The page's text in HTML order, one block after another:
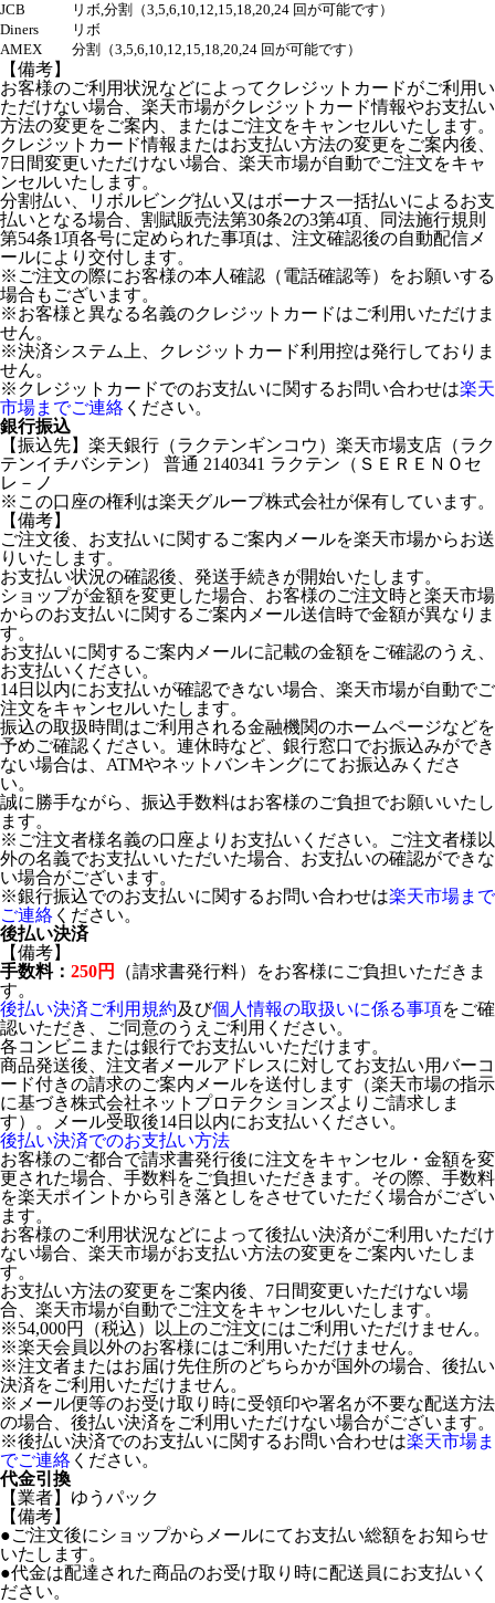
JCB
リボ,分割（3,5,6,10,12,15,18,20,24 回が可能です）
Diners
リボ
AMEX
分割（3,5,6,10,12,15,18,20,24 回が可能です）
【備考】
お客様のご利用状況などによってクレジットカードがご利用い
ただけない場合、楽天市場がクレジットカード情報やお支払い
方法の変更をご案内、またはご注文をキャンセルいたします。
クレジットカード情報またはお支払い方法の変更をご案内後、
7日間変更いただけない場合、楽天市場が自動でご注文をキャ
ンセルいたします。
分割払い、リボルビング払い又はボーナス一括払いによるお支
払いとなる場合、割賦販売法第30条2の3第4項、同法施行規則
第54条1項各号に定められた事項は、注文確認後の自動配信メ
ールにより交付します。
※ご注文の際にお客様の本人確認（電話確認等）をお願いする
場合もございます。
※お客様と異なる名義のクレジットカードはご利用いただけま
せん。
※決済システム上、クレジットカード利用控は発行しておりま
せん。
※クレジットカードでのお支払いに関するお問い合わせは楽天
市場までご連絡 ください。
銀行振込
【振込先】楽天銀行（ラクテンギンコウ）楽天市場支店（ラク
テンイチバシテン） 普通 2140341 ラクテン（ＳＥＲＥＮＯセ
レ－ノ
※この口座の権利は楽天グループ株式会社が保有しています。
【備考】
ご注文後、お支払いに関するご案内メールを楽天市場からお送
りいたします。
お支払い状況の確認後、発送手続きが開始いたします。
ショップが金額を変更した場合、お客様のご注文時と楽天市場
からのお支払いに関するご案内メール送信時で金額が異なりま
す。
お支払いに関するご案内メールに記載の金額をご確認のうえ、
お支払いください。
14日以内にお支払いが確認できない場合、楽天市場が自動でご
注文をキャンセルいたします。
振込の取扱時間はご利用される金融機関のホームページなどを
予めご確認ください。連休時など、銀行窓口でお振込みができ
ない場合は、ATMやネットバンキングにてお振込みくださ
い。
誠に勝手ながら、振込手数料はお客様のご負担でお願いいたし
ます。
※ご注文者様名義の口座よりお支払いください。ご注文者様以
外の名義でお支払いいただいた場合、お支払いの確認ができな
い場合がございます。
※銀行振込でのお支払いに関するお問い合わせは楽天市場まで
ご連絡 ください。
後払い決済
【備考】
手数料： 250円
（請求書発行料）をお客様にご負担いただきま
す。
後払い決済ご利用規約及び個人情報の取扱いに係る事項をご確
認いただき、ご同意のうえご利用ください。
各コンビニまたは銀行でお支払いいただけます。
商品発送後、注文者メールアドレスに対してお支払い用バーコ
ード付きの請求のご案内メールを送付します（楽天市場の指示
に基づき株式会社ネットプロテクションズよりご請求しま
す）。メール受取後14日以内にお支払いください。
後払い決済でのお支払い方法
お客様のご都合で請求書発行後に注文をキャンセル・金額を変
更された場合、手数料をご負担いただきます。その際、手数料
を楽天ポイントから引き落としをさせていただく場合がござい
ます。
お客様のご利用状況などによって後払い決済がご利用いただけ
ない場合、楽天市場がお支払い方法の変更をご案内いたしま
す。
お支払い方法の変更をご案内後、7日間変更いただけない場
合、楽天市場が自動でご注文をキャンセルいたします。
※54,000円（税込）以上のご注文にはご利用いただけません。
※楽天会員以外のお客様にはご利用いただけません。
※注文者またはお届け先住所のどちらかが国外の場合、後払い
決済をご利用いただけません。
※メール便等のお受け取り時に受領印や署名が不要な配送方法
の場合、後払い決済をご利用いただけない場合がございます。
※後払い決済でのお支払いに関するお問い合わせは楽天市場ま
でご連絡 ください。
代金引換
【業者】ゆうパック
【備考】
●ご注文後にショップからメールにてお支払い総額をお知らせ
いたします。
●代金は配達された商品のお受け取り時に配送員にお支払いく
ださい。